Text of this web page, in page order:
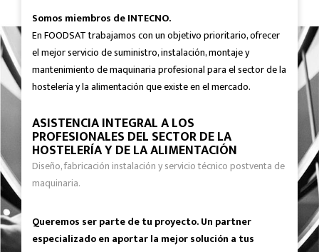
Somos miembros de INTECNO.
En FOODSAT trabajamos con un objetivo prioritario, ofrecer
el mejor servicio de suministro, instalación, montaje y
mantenimiento de maquinaria profesional para el sector de la
hostelería y la alimentación que existe en el mercado.
ASISTENCIA INTEGRAL A LOS
PROFESIONALES DEL SECTOR DE LA
HOSTELERÍA Y DE LA ALIMENTACIÓN
Diseño, fabricación instalación y servicio técnico postventa de
maquinaria.
Queremos ser parte de tu proyecto. Un partner
especializado en aportar la mejor solución a tus